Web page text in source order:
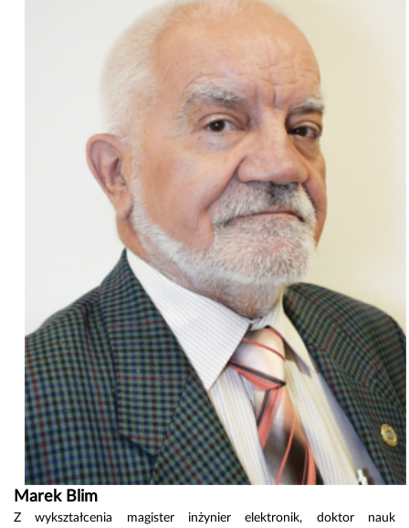
Marek Blim
Z wykształcenia magister inżynier elektronik, doktor nauk